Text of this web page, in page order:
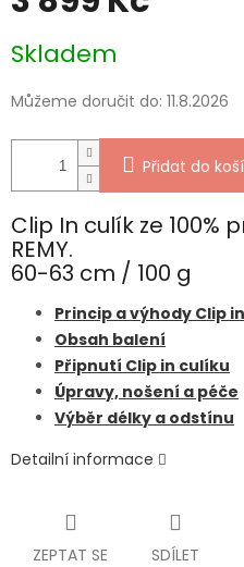
cena:
Skladem
Můžeme doručit do: 11.8.2026
Přidat do
Clip In culík ze 100%
REMY.
60-63 cm / 100 g
Princip a výhody Clip
Obsah balení
Připnutí Clip in culíku
Úpravy, nošení a péče
Výběr délky a odstínu
Detailní informace
ZEPTAT SE SDÍLET